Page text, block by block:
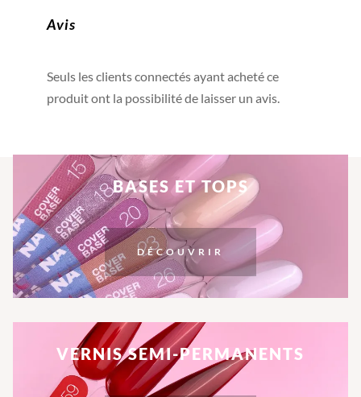
Avis
Seuls les clients connectés ayant acheté ce
produit ont la possibilité de laisser un avis.
BASES ET TOPS
DÉCOUVRIR
VERNIS SEMI-PERMANENTS